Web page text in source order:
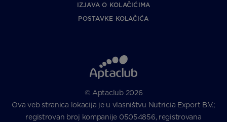
IZJAVA O KOLAČIĆIMA
POSTAVKE KOLAČIĆA
© Aptaclub 2026
Ova veb stranica lokacija je u vlasništvu Nutricia Export B.V.;
registrovan broj kompanije 05054856, registrovana